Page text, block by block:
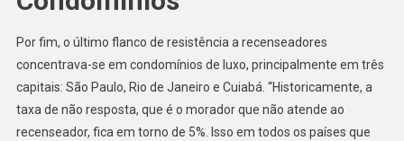
Por fim, o último flanco de resistência a recenseadores
concentrava-se em condomínios de luxo, principalmente em três
capitais: São Paulo, Rio de Janeiro e Cuiabá. “Historicamente, a
taxa de não resposta, que é o morador que não atende ao
recenseador, fica em torno de 5%. Isso em todos os países que